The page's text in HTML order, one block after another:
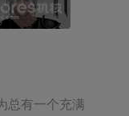
总有一个充满